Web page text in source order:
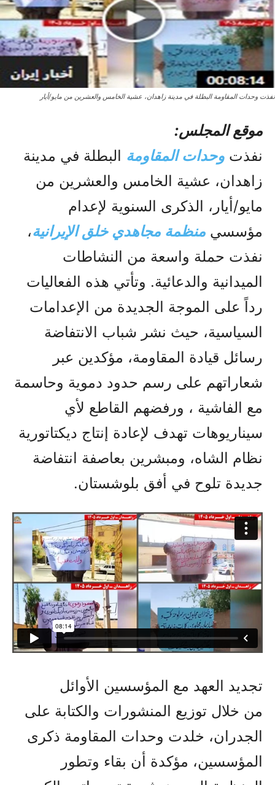
نفذت وحدات المقاومة البطلة في مدينة زاهدان، عشية الخامس والعشرين من مايو/أيار
موقع المجلس:
نفذت وحدات المقاومة البطلة في مدينة
زاهدان، عشية الخامس والعشرين من
مايو/أيار، الذكرى السنوية لإعدام
مؤسسي منظمة مجاهدي خلق الإيرانية،
نفذت حملة واسعة من النشاطات
الميدانية والدعائية. وتأتي هذه الفعاليات
رداً على الموجة الجديدة من الإعدامات
السياسية، حيث نشر شباب الانتفاضة
رسائل قيادة المقاومة، مؤكدين عبر
شعاراتهم على رسم حدود دموية وحاسمة
مع الفاشية ، ورفضهم القاطع لأي
سيناريوهات تهدف لإعادة إنتاج ديكتاتورية
نظام الشاه، ومبشرين بعاصفة انتفاضة
جديدة تلوح في أفق بلوشستان.
تجديد العهد مع المؤسسين الأوائل
من خلال توزيع المنشورات والكتابة على
الجدران، خلدت وحدات المقاومة ذكرى
المؤسسين، مؤكدة أن بقاء وتطور